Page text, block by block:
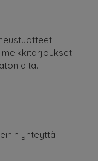
alta.
yhteyttä